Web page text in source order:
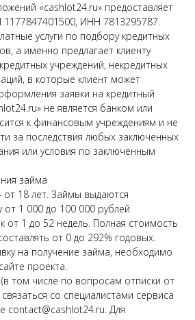
«cashlot24.ru» предоставляет
ИНН 7813295787.
услуги по подбору кредитных
а именно предлагает клиенту
учреждений, некредитных
в которые клиент может
заявки на кредитный
не является банком или
к финансовым учреждениям и не
за последствия любых заключенных
или условия по заключенным
займа
18 лет. Займы выдаются
1 000 до 100 000 рублей
от 1 до 52 недель. Полная стоимость
от 0 до 292% годовых.
на получение займа, необходимо
проекта.
том числе по вопросам отписки от
со специалистами сервиса
contact@cashlot24.ru. Для